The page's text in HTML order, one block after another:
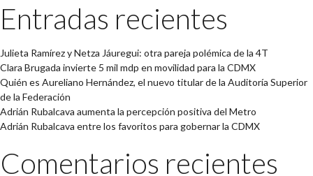
Entradas recientes
Julieta Ramírez y Netza Jáuregui: otra pareja polémica de la 4T
Clara Brugada invierte 5 mil mdp en movilidad para la CDMX
Quién es Aureliano Hernández, el nuevo titular de la Auditoría Superior
de la Federación
Adrián Rubalcava aumenta la percepción positiva del Metro
Adrián Rubalcava entre los favoritos para gobernar la CDMX
Comentarios recientes